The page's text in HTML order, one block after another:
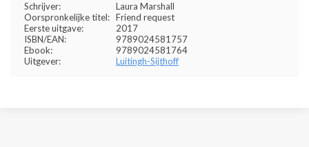
Schrijver:
Laura Marshall
Oorspronkelijke titel: Friend request
Eerste uitgave:
2017
ISBN/EAN:
9789024581757
Ebook:
9789024581764
Uitgever:
Luitingh-Sijthoff